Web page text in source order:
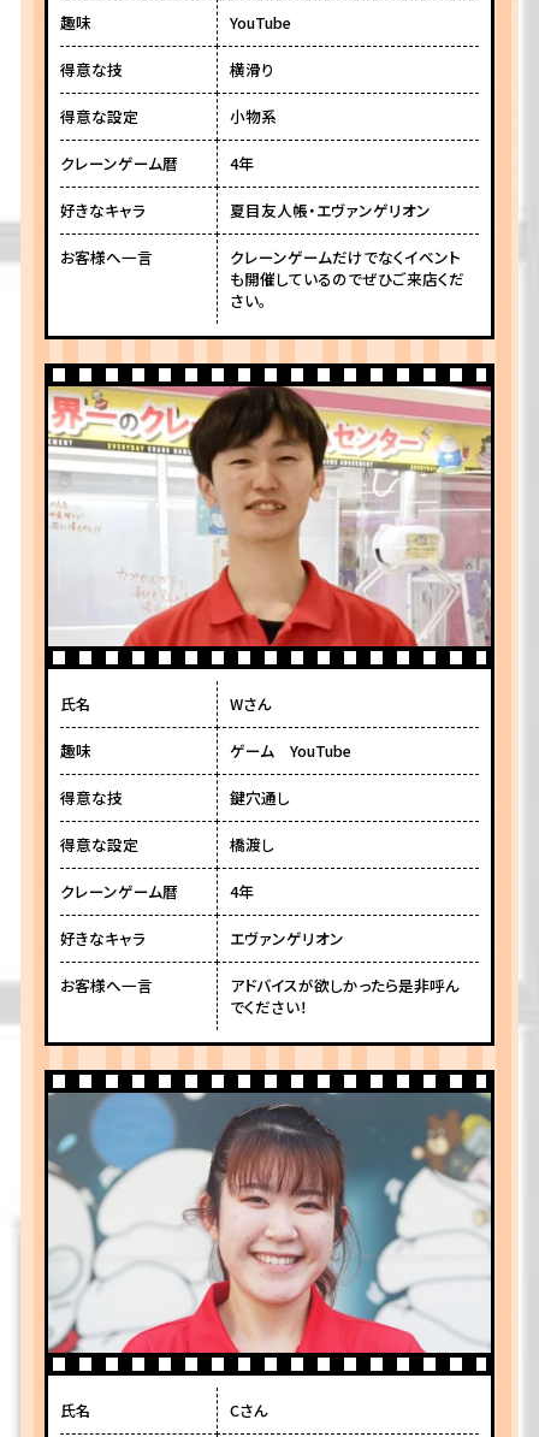
趣味 YouTube
得意な技 横滑り
得意な設定 小物系
クレーンゲーム暦 4年
好きなキャラ 夏目友人帳・エヴァンゲリオン
お客様へ一言
クレーンゲームだけでなくイベント
も開催しているのでぜひご来店くだ
さい。
氏名 Wさん
趣味 ゲーム YouTube
得意な技 鍵穴通し
得意な設定 橋渡し
クレーンゲーム暦 4年
好きなキャラ エヴァンゲリオン
お客様へ一言
アドバイスが欲しかったら是非呼ん
でください！
氏名 Cさん